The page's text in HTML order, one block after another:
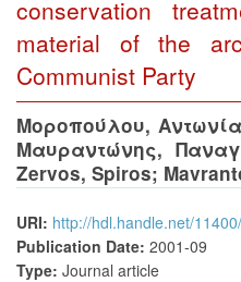
conservation
material of the
Communist Party
Μοροπούλου, Αντωνία
Μαυραντώνης,
Zervos, Spiros;
URI: http://hdl.handle.net/
Publication Date: 2001-09
Type: Journal article